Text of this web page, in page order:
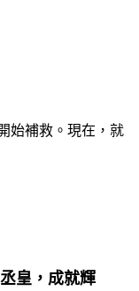
始補救。 現在，就
皇，成就輝